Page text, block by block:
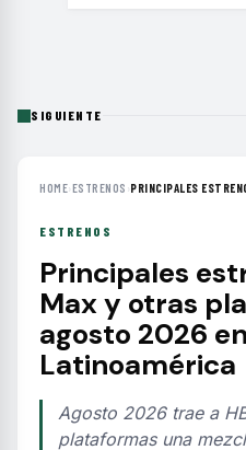
SIGUIENTE
HOME›ESTRENOS ›PRINCIPALES
ESTRENOS
Principales
Max y otras
agosto 2026 en
Latinoamérica
Agosto 2026 trae a
plataformas una